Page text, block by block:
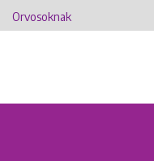
Orvosoknak